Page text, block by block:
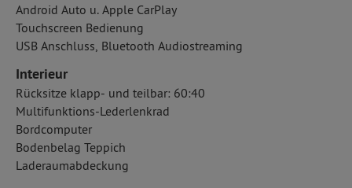
Android Auto u. Apple CarPlay
Touchscreen Bedienung
USB Anschluss, Bluetooth Audiostreaming
Interieur
Rücksitze klapp- und teilbar: 60:40
Multifunktions-Lederlenkrad
Bordcomputer
Bodenbelag Teppich
Laderaumabdeckung